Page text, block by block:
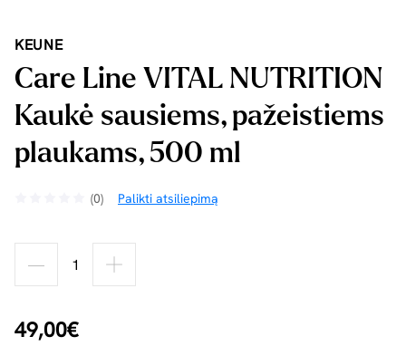
KEUNE
Care Line VITAL NUTRITION
Kaukė sausiems, pažeistiems
plaukams, 500 ml
(0) Palikti atsiliepimą
49,00€